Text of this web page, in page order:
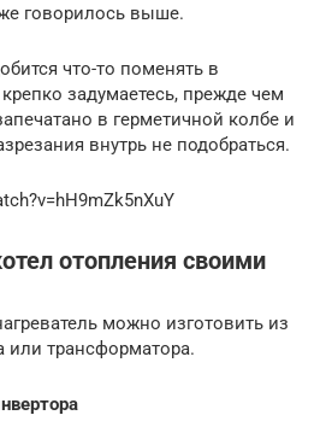
говорилось выше.
что-то поменять в
задумаетесь, прежде чем
в герметичной колбе и
внутрь не подобраться.
отопления своими
можно изготовить из
или трансформатора.